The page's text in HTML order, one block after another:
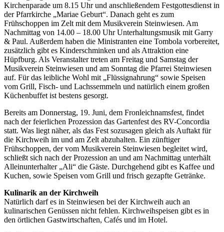
Kirchenparade um 8.15 Uhr und anschließendem Festgottesdienst in
der Pfarrkirche „Mariae Geburt“. Danach geht es zum
Frühschoppen im Zelt mit dem Musikverein Steinwiesen. Am
Nachmittag von 14.00 – 18.00 Uhr Unterhaltungsmusik mit Garry
& Paul. Außerdem haben die Ministranten eine Tombola vorbereitet,
zusätzlich gibt es Kinderschminken und als Attraktion eine
Hüpfburg. Als Veranstalter treten am Freitag und Samstag der
Musikverein Steinwiesen und am Sonntag die Pfarrei Steinwiesen
auf. Für das leibliche Wohl mit „Flüssignahrung“ sowie Speisen
vom Grill, Fisch- und Lachssemmeln und natürlich einem großen
Küchenbuffet ist bestens gesorgt.
Bereits am Donnerstag, 19. Juni, dem Fronleichnamsfest, findet
nach der feierlichen Prozession das Gartenfest des RV-Concordia
statt. Was liegt näher, als das Fest sozusagen gleich als Auftakt für
die Kirchweih im und am Zelt abzuhalten. Ein zünftiger
Frühschoppen, der vom Musikverein Steinwiesen begleitet wird,
schließt sich nach der Prozession an und am Nachmittag unterhält
Alleinunterhalter „Ali“ die Gäste. Durchgehend gibt es Kaffee und
Kuchen, sowie Speisen vom Grill und frisch gezapfte Getränke.
Kulinarik an der Kirchweih
Natürlich darf es in Steinwiesen bei der Kirchweih auch an
kulinarischen Genüssen nicht fehlen. Kirchweihspeisen gibt es in
den örtlichen Gastwirtschaften, Cafés und im Hotel.